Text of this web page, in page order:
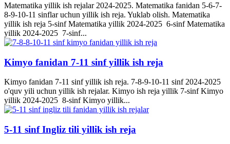
Matematika yillik ish rejalar 2024-2025. Matematika fanidan 5-6-7-
8-9-10-11 sinflar uchun yillik ish reja. Yuklab olish. Matematika
yillik ish reja 5-sinf Matematika yillik 2024-2025 6-sinf Matematika
yillik 2024-2025 7-sinf...
Kimyo fanidan 7-11 sinf yillik ish reja
Kimyo fanidan 7-11 sinf yillik ish reja. 7-8-9-10-11 sinf 2024-2025
o'quv yili uchun yillik ish rejalar. Kimyo ish reja yillik 7-sinf Kimyo
yillik 2024-2025 8-sinf Kimyo yillik...
5-11 sinf Ingliz tili yillik ish reja